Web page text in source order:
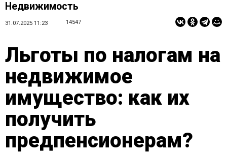
Недвижимость
31.07.2025 11:23 14547
Льготы по налогам на
недвижимое
имущество: как их
получить
предпенсионерам?